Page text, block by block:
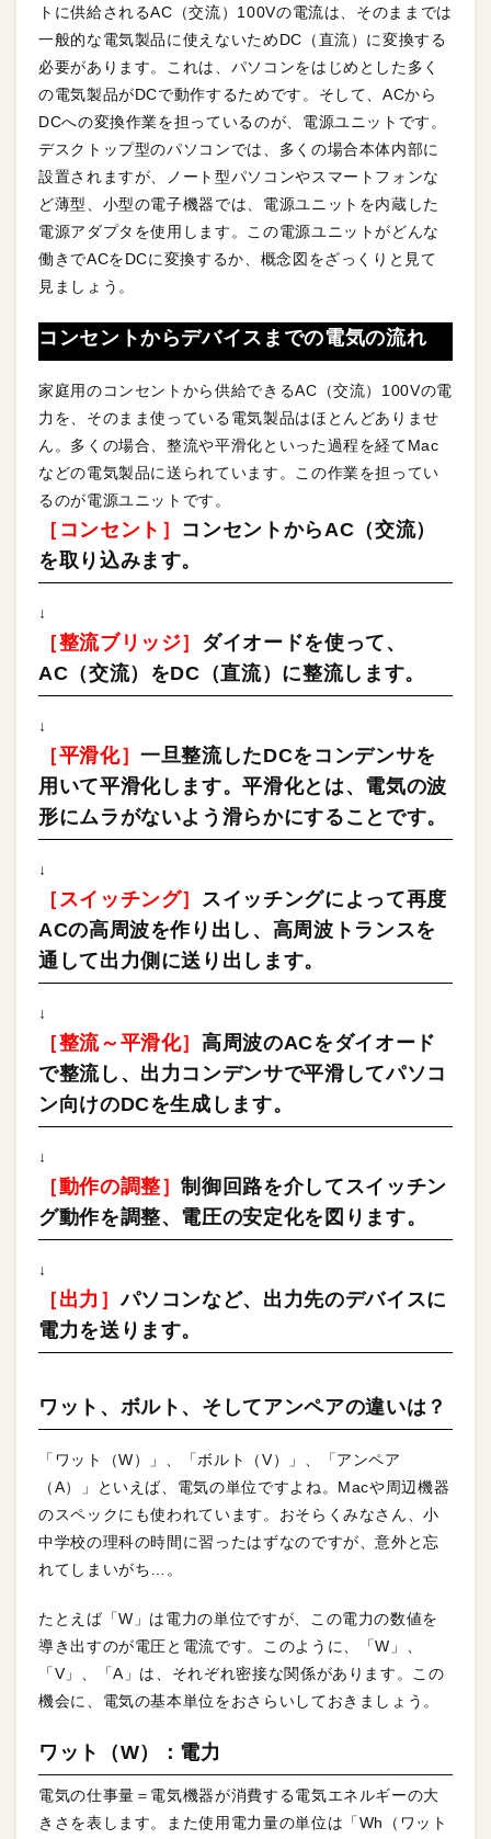
トに供給されるAC（交流）100Vの電流は、そのままでは
一般的な電気製品に使えないためDC（直流）に変換する
必要があります。これは、パソコンをはじめとした多く
の電気製品がDCで動作するためです。そして、ACから
DCへの変換作業を担っているのが、電源ユニットです。
デスクトップ型のパソコンでは、多くの場合本体内部に
設置されますが、ノート型パソコンやスマートフォンな
ど薄型、小型の電子機器では、電源ユニットを内蔵した
電源アダプタを使用します。この電源ユニットがどんな
働きでACをDCに変換するか、概念図をざっくりと見て
見ましょう。
コンセントからデバイスまでの電気の流れ
家庭用のコンセントから供給できるAC（交流）100Vの電
力を、そのまま使っている電気製品はほとんどありませ
ん。多くの場合、整流や平滑化といった過程を経てMac
などの電気製品に送られています。この作業を担ってい
るのが電源ユニットです。
［コンセント］ コンセントからAC（交流）
を取り込みます。
↓
［整流ブリッジ］ ダイオードを使って、
AC（交流）をDC（直流）に整流します。
↓
［平滑化］一旦整流したDCをコンデンサを
用いて平滑化します。平滑化とは、電気の波
形にムラがないよう滑らかにすることです。
↓
［スイッチング］ スイッチングによって再度
ACの高周波を作り出し、高周波トランスを
通して出力側に送り出します。
↓
［整流～平滑化］高周波のACをダイオード
で整流し、出力コンデンサで平滑してパソコ
ン向けのDCを生成します。
↓
［動作の調整］制御回路を介してスイッチン
グ動作を調整、電圧の安定化を図ります。
↓
［出力］パソコンなど、出力先のデバイスに
電力を送ります。
ワット、ボルト、そしてアンペアの違いは？
「ワット（W）」、「ボルト（V）」、「アンペア
（A）」といえば、電気の単位ですよね。Macや周辺機器
のスペックにも使われています。おそらくみなさん、小
中学校の理科の時間に習ったはずなのですが、意外と忘
れてしまいがち…。
たとえば「W」は電力の単位ですが、この電力の数値を
導き出すのが電圧と電流です。このように、「W」、
「V」、「A」は、それぞれ密接な関係があります。この
機会に、電気の基本単位をおさらいしておきましょう。
ワット（W）：電力
電気の仕事量＝電気機器が消費する電気エネルギーの大
きさを表します。また使用電力量の単位は「Wh（ワット